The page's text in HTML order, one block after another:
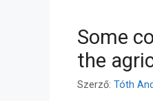
Some
the
Szerző: Tóth